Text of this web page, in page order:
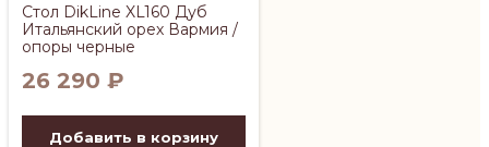
Стол DikLine XL160 Дуб
Итальянский орех Вармия /
опоры черные
26 290 ₽
Добавить в корзину